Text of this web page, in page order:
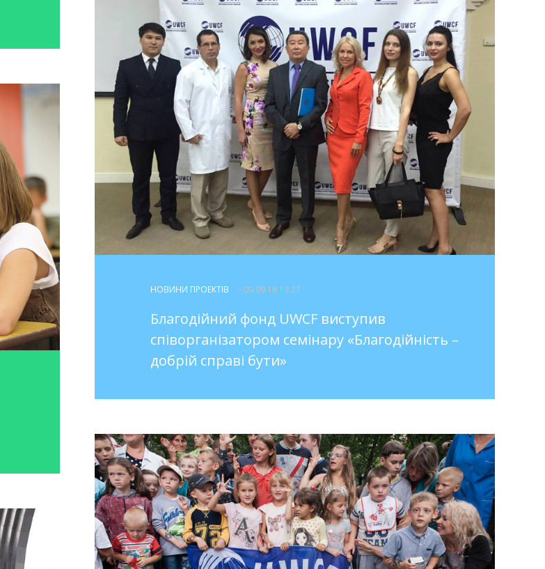
НОВИНИ ПРОЕКТІВ - 09.09.16 13:27
Благодійний фонд UWCF виступив
співорганізатором семінару «Благодійність –
добрій справі бути»